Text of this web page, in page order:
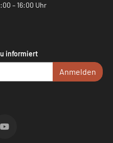
– 16:00 Uhr
informiert
Anmelden
YouTube